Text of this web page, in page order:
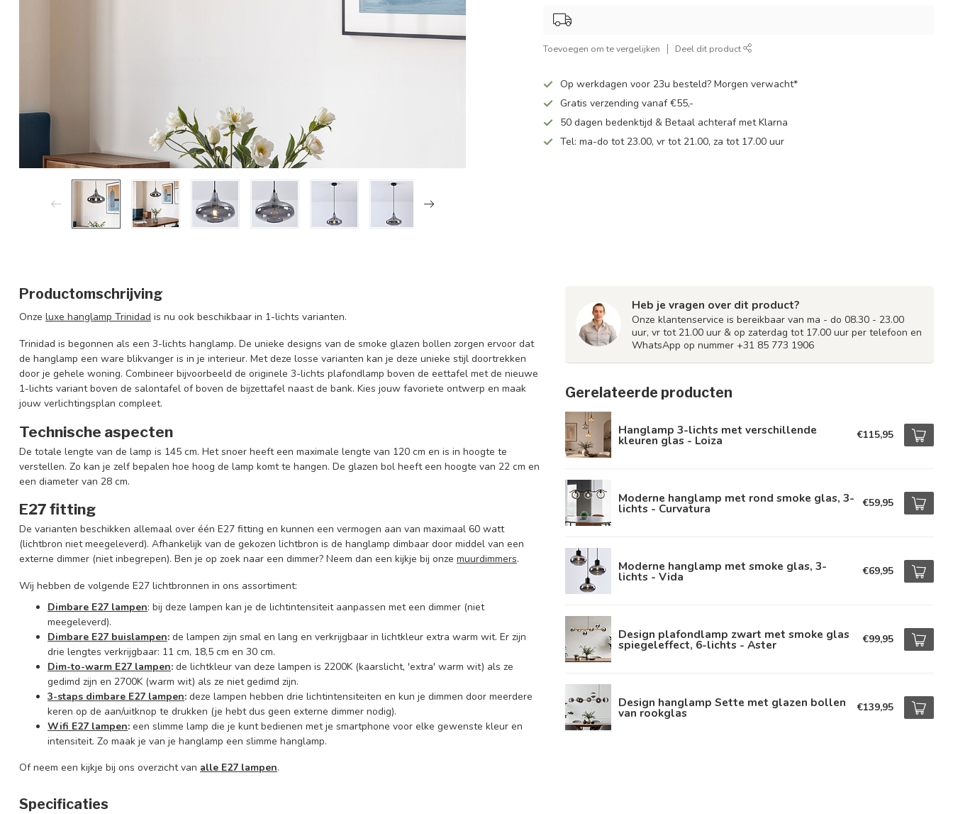
Toevoegen om te vergelijken Deel dit product
Op werkdagen voor 23u besteld? Morgen verwacht*
Gratis verzending vanaf €55,-
50 dagen bedenktijd & Betaal achteraf met Klarna
Tel: ma-do tot 23.00, vr tot 21.00, za tot 17.00 uur
Productomschrijving
Onze luxe hanglamp Trinidad is nu ook beschikbaar in 1-lichts varianten.
Trinidad is begonnen als een 3-lichts hanglamp. De unieke designs van de smoke glazen bollen zorgen ervoor dat
de hanglamp een ware blikvanger is in je interieur. Met deze losse varianten kan je deze unieke stijl doortrekken
door je gehele woning. Combineer bijvoorbeeld de originele 3-lichts plafondlamp boven de eettafel met de nieuwe
1-lichts variant boven de salontafel of boven de bijzettafel naast de bank. Kies jouw favoriete ontwerp en maak
jouw verlichtingsplan compleet.
Technische aspecten
De totale lengte van de lamp is 145 cm. Het snoer heeft een maximale lengte van 120 cm en is in hoogte te
verstellen. Zo kan je zelf bepalen hoe hoog de lamp komt te hangen. De glazen bol heeft een hoogte van 22 cm en
een diameter van 28 cm.
E27 fitting
De varianten beschikken allemaal over één E27 fitting en kunnen een vermogen aan van maximaal 60 watt
(lichtbron niet meegeleverd). Afhankelijk van de gekozen lichtbron is de hanglamp dimbaar door middel van een
externe dimmer (niet inbegrepen). Ben je op zoek naar een dimmer? Neem dan een kijkje bij onze muurdimmers.
Wij hebben de volgende E27 lichtbronnen in ons assortiment:
Dimbare E27 lampen: bij deze lampen kan je de lichtintensiteit aanpassen met een dimmer (niet
meegeleverd).
Dimbare E27 buislampen: de lampen zijn smal en lang en verkrijgbaar in lichtkleur extra warm wit. Er zijn
drie lengtes verkrijgbaar: 11 cm, 18,5 cm en 30 cm.
Dim-to-warm E27 lampen: de lichtkleur van deze lampen is 2200K (kaarslicht, 'extra' warm wit) als ze
gedimd zijn en 2700K (warm wit) als ze niet gedimd zijn.
3-staps dimbare E27 lampen: deze lampen hebben drie lichtintensiteiten en kun je dimmen door meerdere
keren op de aan/uitknop te drukken (je hebt dus geen externe dimmer nodig).
Wifi E27 lampen: een slimme lamp die je kunt bedienen met je smartphone voor elke gewenste kleur en
intensiteit. Zo maak je van je hanglamp een slimme hanglamp.
Of neem een kijkje bij ons overzicht van alle E27 lampen.
Specificaties
Heb je vragen over dit product?
Onze klantenservice is bereikbaar van ma - do 08.30 - 23.00
uur, vr tot 21.00 uur & op zaterdag tot 17.00 uur per telefoon en
WhatsApp op nummer +31 85 773 1906
Gerelateerde producten
Hanglamp 3-lichts met verschillende
kleuren glas - Loiza €115,95
Moderne hanglamp met rond smoke glas, 3-
lichts - Curvatura €59,95
Moderne hanglamp met smoke glas, 3-
lichts - Vida €69,95
Design plafondlamp zwart met smoke glas
spiegeleffect, 6-lichts - Aster €99,95
Design hanglamp Sette met glazen bollen
van rookglas €139,95